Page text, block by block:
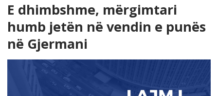
E dhimbshme, mërgimtari
humb jetën në vendin e punës
në Gjermani